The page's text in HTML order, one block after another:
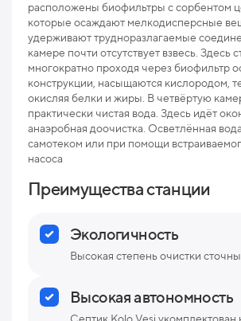
расположены биофильтры с сорбентом
которые осаждают мелкодисперсные
удерживают трудноразлагаемые
камере почти отсутствует взвесь. Здесь
многократно проходя через биофильтр
конструкции, насыщаются кислородом,
окисляя белки и жиры. В четвёртую
практически чистая вода. Здесь идёт
анаэробная доочистка. Осветлённая
самотеком или при помощи
насоса
Преимущества станции
Экологичность
Высокая степень очистки
Высокая автономность